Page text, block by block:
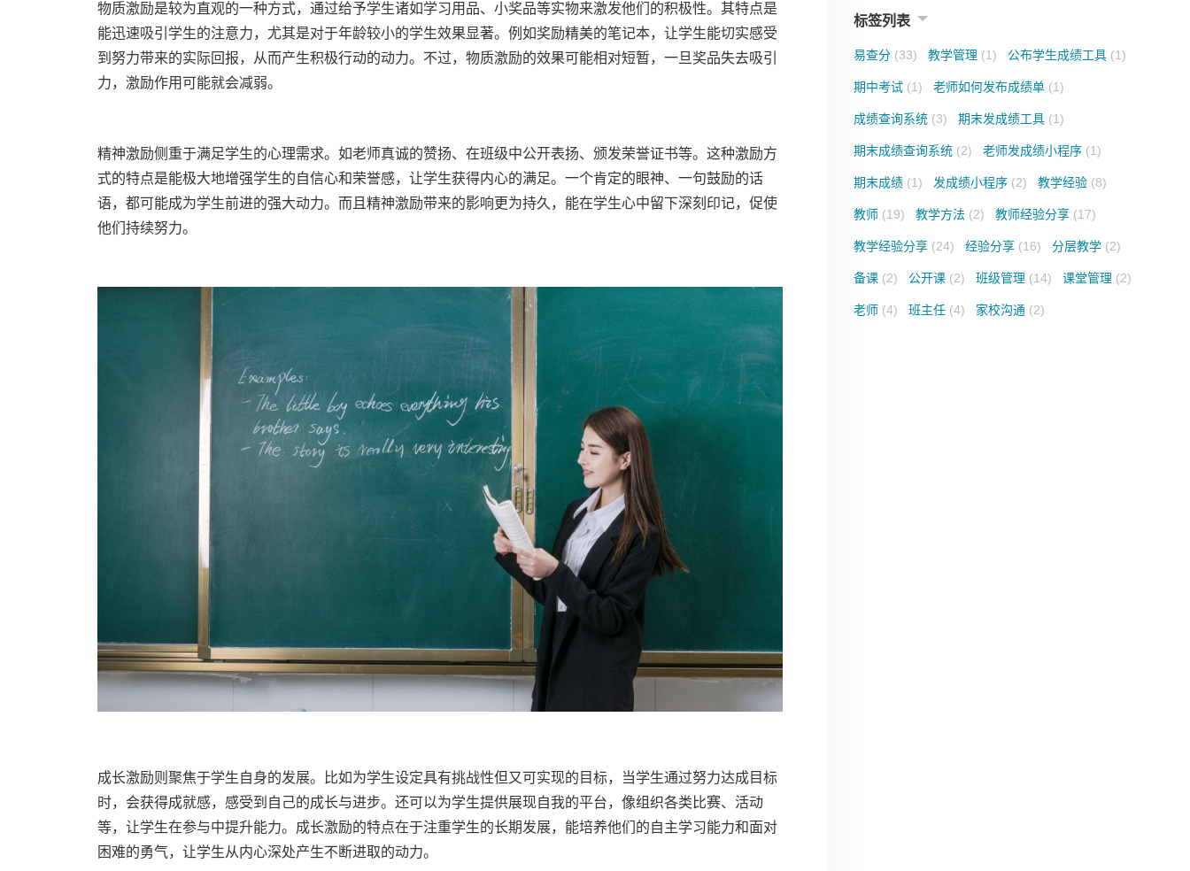
物质激励是较为直观的一种方式，通过给予学生诸如学习用品、小奖品等实物来激发他们的积极性。其特点是
能迅速吸引学生的注意力，尤其是对于年龄较小的学生效果显著。例如奖励精美的笔记本，让学生能切实感受
到努力带来的实际回报，从而产生积极行动的动力。不过，物质激励的效果可能相对短暂，一旦奖品失去吸引
力，激励作用可能就会减弱。
精神激励侧重于满足学生的心理需求。如老师真诚的赞扬、在班级中公开表扬、颁发荣誉证书等。这种激励方
式的特点是能极大地增强学生的自信心和荣誉感，让学生获得内心的满足。一个肯定的眼神、一句鼓励的话
语，都可能成为学生前进的强大动力。而且精神激励带来的影响更为持久，能在学生心中留下深刻印记，促使
他们持续努力。
成长激励则聚焦于学生自身的发展。比如为学生设定具有挑战性但又可实现的目标，当学生通过努力达成目标
时，会获得成就感，感受到自己的成长与进步。还可以为学生提供展现自我的平台，像组织各类比赛、活动
等，让学生在参与中提升能力。成长激励的特点在于注重学生的长期发展，能培养他们的自主学习能力和面对
困难的勇气，让学生从内心深处产生不断进取的动力。
标签列表
易查分 (33) 教学管理 (1) 公布学生成绩工具 (1)
期中考试 (1) 老师如何发布成绩单 (1)
成绩查询系统 (3) 期末发成绩工具 (1)
期末成绩查询系统 (2) 老师发成绩小程序 (1)
期末成绩 (1) 发成绩小程序 (2) 教学经验 (8)
教师 (19) 教学方法 (2) 教师经验分享 (17)
教学经验分享 (24) 经验分享 (16) 分层教学 (2)
备课 (2) 公开课 (2) 班级管理 (14) 课堂管理 (2)
老师 (4) 班主任 (4) 家校沟通 (2)